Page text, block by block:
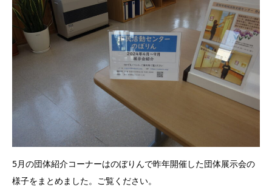
5月の団体紹介コーナーはのぼりんで昨年開催した団体展示会の
様子をまとめました。ご覧ください。